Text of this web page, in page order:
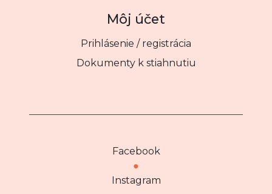
Môj účet
Prihlásenie / registrácia
Dokumenty k stiahnutiu
Facebook
●
Instagram